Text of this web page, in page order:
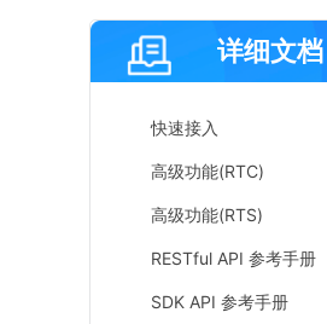
详细文档
快速接入
高级功能(RTC)
高级功能(RTS)
RESTful API 参考手册
SDK API 参考手册